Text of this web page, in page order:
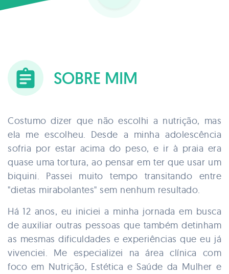
SOBRE MIM
Costumo dizer que não escolhi a nutrição, mas
ela me escolheu. Desde a minha adolescência
sofria por estar acima do peso, e ir à praia era
quase uma tortura, ao pensar em ter que usar um
biquini. Passei muito tempo transitando entre
"dietas mirabolantes" sem nenhum resultado.
Há 12 anos, eu iniciei a minha jornada em busca
de auxiliar outras pessoas que também detinham
as mesmas dificuldades e experiências que eu já
vivenciei. Me especializei na área clínica com
foco em Nutrição, Estética e Saúde da Mulher e